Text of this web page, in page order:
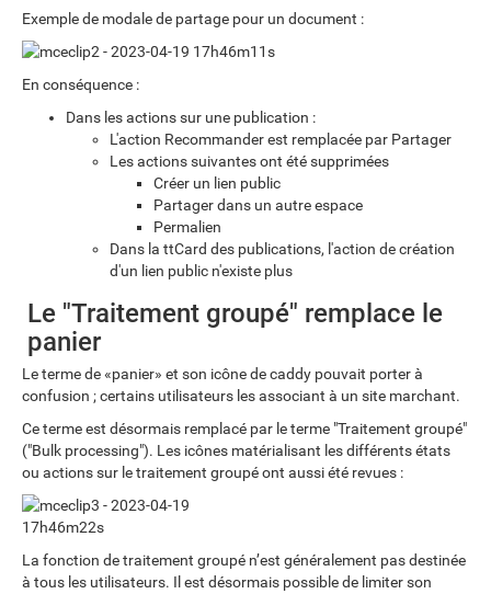
Exemple de modale de partage pour un document :
En conséquence :
Dans les actions sur une publication :
L'action Recommander est remplacée par Partager
Les actions suivantes ont été supprimées
Créer un lien public
Partager dans un autre espace
Permalien
Dans la ttCard des publications, l'action de création
d'un lien public n'existe plus
Le "Traitement groupé" remplace le
panier
Le terme de «panier» et son icône de caddy pouvait porter à
confusion ; certains utilisateurs les associant à un site marchant.
Ce terme est désormais remplacé par le terme "Traitement groupé"
("Bulk processing"). Les icônes matérialisant les différents états
ou actions sur le traitement groupé ont aussi été revues :
La fonction de traitement groupé n’est généralement pas destinée
à tous les utilisateurs. Il est désormais possible de limiter son